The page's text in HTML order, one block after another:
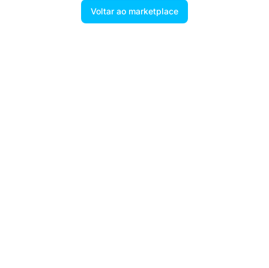
Voltar ao marketplace